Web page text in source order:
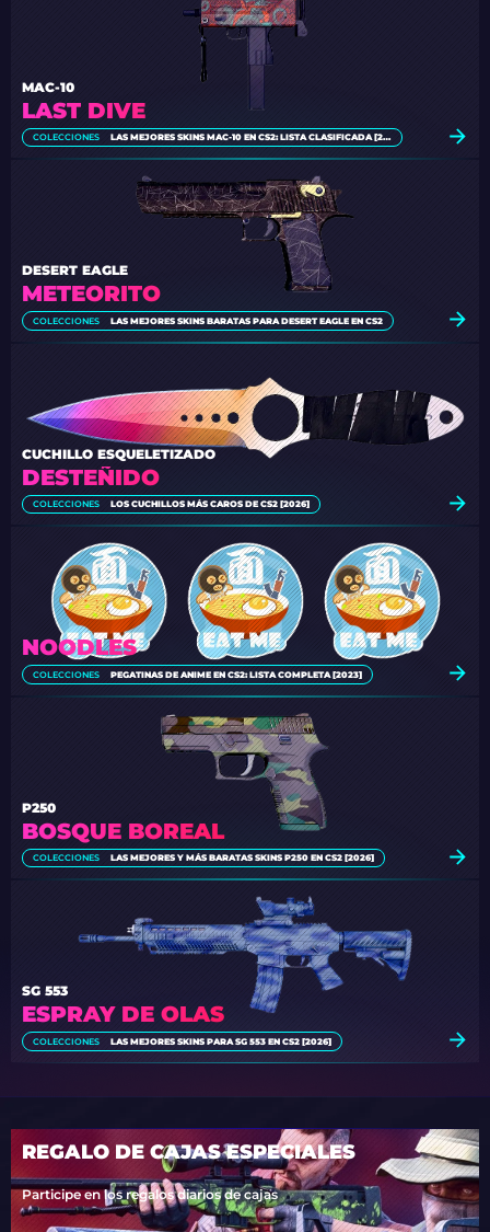
LAST DIVE
MAC-10
COLECCIONES LAS MEJORES SKINS MAC-10 EN CS2: LISTA CLASIFICADA [2026]
METEORITO
DESERT EAGLE
COLECCIONES LAS MEJORES SKINS BARATAS PARA DESERT EAGLE EN CS2
DESTEÑIDO
CUCHILLO ESQUELETIZADO
COLECCIONES LOS CUCHILLOS MÁS CAROS DE CS2 [2026]
NOODLES
COLECCIONES PEGATINAS DE ANIME EN CS2: LISTA COMPLETA [2023]
BOSQUE BOREAL
P250
COLECCIONES LAS MEJORES Y MÁS BARATAS SKINS P250 EN CS2 [2026]
ESPRAY DE OLAS
SG 553
COLECCIONES LAS MEJORES SKINS PARA SG 553 EN CS2 [2026]
REGALO DE CAJAS ESPECIALES
Participe en los regalos diarios de cajas